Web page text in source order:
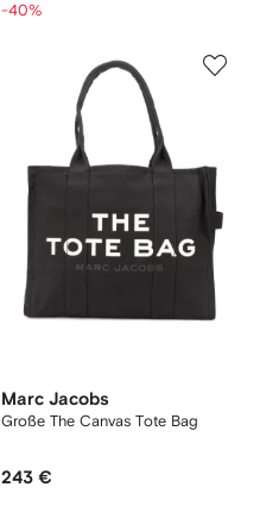
-40%
Marc Jacobs
Große The Canvas Tote Bag
243 €